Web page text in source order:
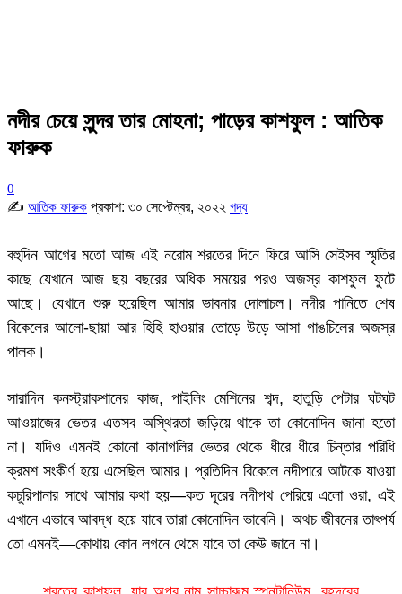
নদীর চেয়ে সুন্দর তার মোহনা; পাড়ের কাশফুল : আতিক
ফারুক
0
✍ আতিক ফারুক প্রকাশ: ৩০ সেপ্টেম্বর, ২০২২ গদ্য
বহুদিন আগের মতো আজ এই নরোম শরতের দিনে ফিরে আসি সেইসব স্মৃতির
কাছে যেখানে আজ ছয় বছরের অধিক সময়ের পরও অজস্র কাশফুল ফুটে
আছে। যেখানে শুরু হয়েছিল আমার ভাবনার দোলাচল। নদীর পানিতে শেষ
বিকেলের আলো-ছায়া আর হিহি হাওয়ার তোড়ে উড়ে আসা গাঙচিলের অজস্র
পালক।
সারাদিন কনস্ট্রাকশানের কাজ, পাইলিং মেশিনের শব্দ, হাতুড়ি পেটার ঘটঘট
আওয়াজের ভেতর এতসব অস্থিরতা জড়িয়ে থাকে তা কোনোদিন জানা হতো
না। যদিও এমনই কোনো কানাগলির ভেতর থেকে ধীরে ধীরে চিন্তার পরিধি
ক্রমশ সংকীর্ণ হয়ে এসেছিল আমার। প্রতিদিন বিকেলে নদীপারে আটকে যাওয়া
কচুরিপানার সাথে আমার কথা হয়—কত দূরের নদীপথ পেরিয়ে এলো ওরা, এই
এখানে এভাবে আবদ্ধ হয়ে যাবে তারা কোনোদিন ভাবেনি। অথচ জীবনের তাৎপর্য
তো এমনই—কোথায় কোন লগনে থেমে যাবে তা কেউ জানে না।